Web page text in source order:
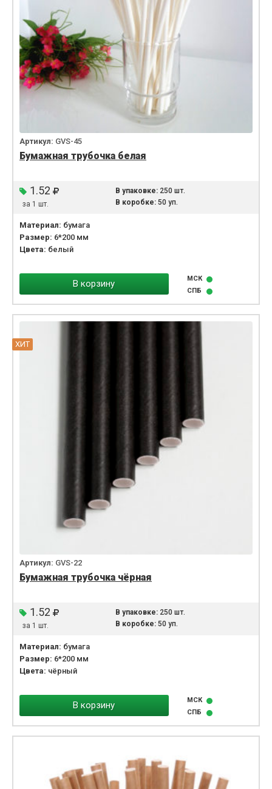
Артикул: GVS-45
Бумажная трубочка белая
1.52
за 1 шт.
В упаковке:250 шт.
В коробке:50 уп.
Материал: бумага
Размер: 6*200 мм
Цвета: белый
В корзину
МСК
СПБ
ХИТ
Артикул: GVS-22
Бумажная трубочка чёрная
1.52
за 1 шт.
В упаковке:250 шт.
В коробке:50 уп.
Материал: бумага
Размер: 6*200 мм
Цвета: чёрный
В корзину
МСК
СПБ